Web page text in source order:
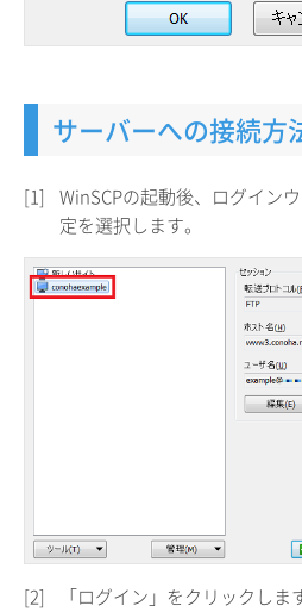
サーバーへの接続方
[1]
WinSCPの起動後、ログイン
定を選択します。
[2] 「ログイン」をクリックしま